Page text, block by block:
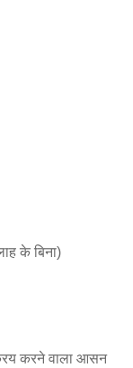
के बिना)
करने वाला आसन